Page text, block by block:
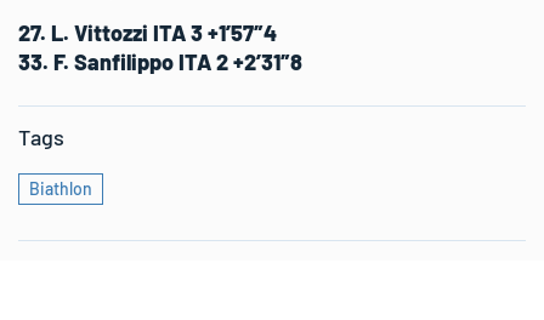
27. L. Vittozzi ITA 3 +1’57″4
33. F. Sanfilippo ITA 2 +2’31″8
Tags
Biathlon